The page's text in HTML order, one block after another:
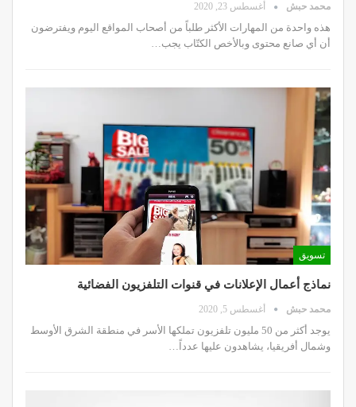
محمد حبش أغسطس 23, 2020
هذه واحدة من المهارات الأكثر طلباً من أصحاب المواقع اليوم ويفترضون
أن أي صانع محتوى وبالأخص الكتّاب يجب…
تسويق
نماذج أعمال الإعلانات في قنوات التلفزيون الفضائية
محمد حبش أغسطس 5, 2020
يوجد أكثر من 50 مليون تلفزيون تملكها الأسر في منطقة الشرق الأوسط
وشمال أفريقيا، يشاهدون عليها عدداً…